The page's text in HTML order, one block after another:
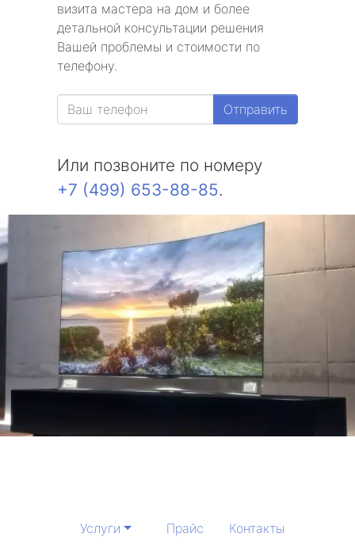
визита мастера на дом и более
детальной консультации решения
Вашей проблемы и стоимости по
телефону.
Отправить
Или позвоните по номеру
+7 (499) 653-88-85.
Услуги Прайс
Контакты